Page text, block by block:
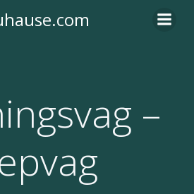
Inhalt
–